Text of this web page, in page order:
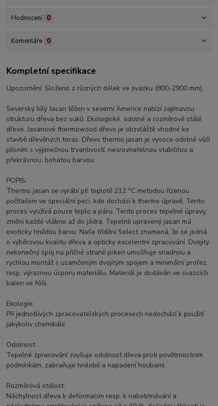
Hodnocení 0
Komentáře 0
Kompletní specifikace
Upozornění: Složeno z různých délek ve svazku (800-2900 mm).
Severský bílý Jasan těžen v severní Americe nabízí zajímavou
strukturu dřeva bez suků. Ekologické, odolné a rozměrově stálé
dřevo. Jasanové thermowood dřevo je obzvláště vhodné ke
stavbě dřevěných teras. Dřevo thermo jasan je vysoce odolné vůči
plísním s výjimečnou trvanlivostí, nesrovnatelnou stabilitou a
překrásnou, bohatou barvou.
POPIS:
Thermo jasan se vyrábí při teplotě 212 °C metodou řízenou
počítačem ve speciální peci, kde dochází k thermo úpravě. Tento
proces využívá pouze teplo a páru. Tento proces tepelné úpravy,
změní každé vlákno až do jádra. Tepelně upravený jasan má
exoticky hnědou barvu. Naše třídění Select znamená, že se jedná
o výběrovou kvalitu dřeva a opticky excelentní zpracování. Dvojitý
nekonečný spoj na příčné straně prken umožňuje snadnou a
rychlou montáž s uzamčeným dvojitým spojem a minimální prořez,
resp. výraznou úsporu materiálu. Materiál je dodáván ve svazcích
balen ve fólii.
Ekologie:
Při jednotlivých zpracovatelských procesech nedochází k použití
jakýkoliv chemikálií.
Odolnost:
Tepelné zpracování zvyšuje odolnost dřeva proti povětrnostním
podmínkám, zabraňuje hnilobě a napadení houbami.
Rozměrová stálost:
Náchylnost dřeva k deformacím resp. k nabobtnávání a